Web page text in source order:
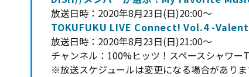
放送日時：2020年8月23日(日)20:00〜
TOKUFUKU LIVE Connect! Vol.4 -
放送日時：2020年8月23日(日)21:00〜
チャンネル：100%ヒッツ！スペースシャワー
※放送スケジュールは変更になる場合があり